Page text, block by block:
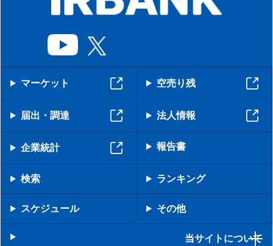
マーケット 空売り残
届出・調達 法人情報
企業統計 報告書
検索 ランキング
スケジュール その他
当サイトについて